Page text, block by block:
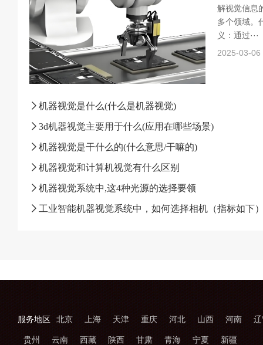
解视觉信息
多个领域。
义：通过···
2025-03-06
机器视觉是什么(什么是机器视觉)
3d机器视觉主要用于什么(应用在哪些场景)
机器视觉是干什么的(什么意思/干嘛的)
机器视觉和计算机视觉有什么区别
机器视觉系统中,这4种光源的选择要领
工业智能机器视觉系统中，如何选择相机（指标如下
服务地区 北京 上海 天津 重庆 河北 山西 河南
贵州 云南 西藏 陕西 甘肃 青海 宁夏 新疆